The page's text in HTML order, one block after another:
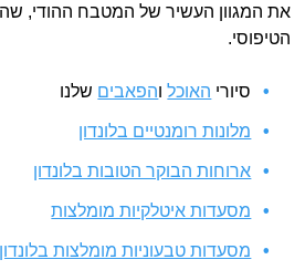
את המגוון העשיר של המטבח ההודי,
הטיפוסי.
סיורי האוכלוהפאבים שלנו
מלונות רומנטיים בלונדון
ארוחות הבוקר הטובות בלונדון
מסעדות איטלקיות מומלצות
מסעדות טבעוניות מומלצות בלונדון